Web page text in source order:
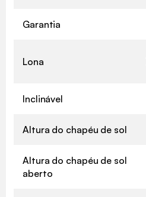
Garantia
Lona
Inclinável
Altura do chapéu de sol
Altura do chapéu de sol
aberto